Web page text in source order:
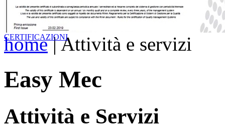
CERTIFICAZIONI
home| Attività e servizi
Easy Mec
Attività e Servizi